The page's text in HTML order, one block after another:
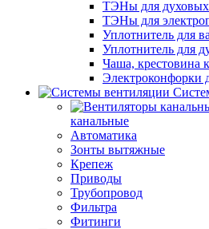
ТЭНы для
ТЭНы для
Уплотнитель для
Уплотнитель для
Чаша, крестовина
Электроконфорки
канальные
Автоматика
Зонты вытяжные
Крепеж
Приводы
Трубопровод
Фильтра
Фитинги